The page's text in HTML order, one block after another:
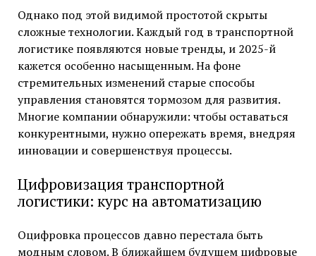
Однако под этой видимой простотой скрыты
сложные технологии. Каждый год в транспортной
логистике появляются новые тренды, и 2025-й
кажется особенно насыщенным. На фоне
стремительных изменений старые способы
управления становятся тормозом для развития.
Многие компании обнаружили: чтобы оставаться
конкурентными, нужно опережать время, внедряя
инновации и совершенствуя процессы.
Цифровизация транспортной
логистики: курс на автоматизацию
Оцифровка процессов давно перестала быть
модным словом. В ближайшем будущем цифровые